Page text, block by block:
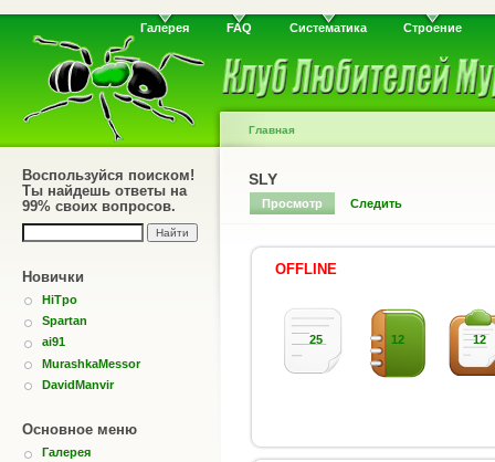
Галерея FAQ Систематика Строение
Воспользуйся поиском!
Ты найдешь ответы на
99% своих вопросов.
Новички
HiTpo
Spartan
ai91
MurashkaMessor
DavidManvir
Основное меню
Галерея
Главная
SLY
Просмотр Следить
OFFLINE
25 12 12